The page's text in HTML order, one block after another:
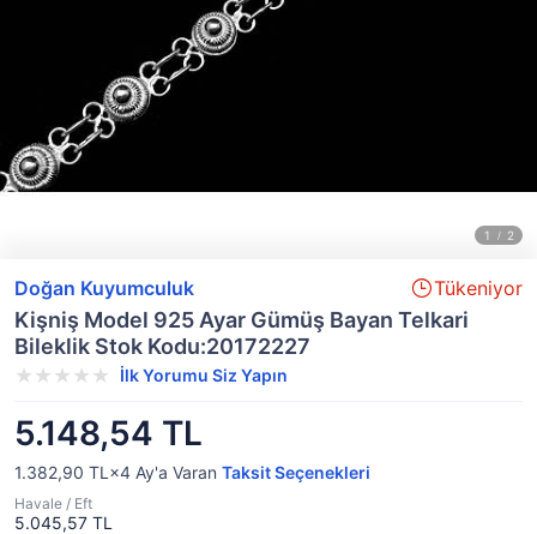
Doğan Kuyumculuk Tükeniyor
Kişniş Model 925 Ayar Gümüş Bayan Telkari
Bileklik Stok Kodu:20172227
İlk Yorumu Siz Yapın
5.148,54 TL
1.382,90 TL×4 Ay'a Varan Taksit Seçenekleri
Havale / Eft
5.045,57 TL